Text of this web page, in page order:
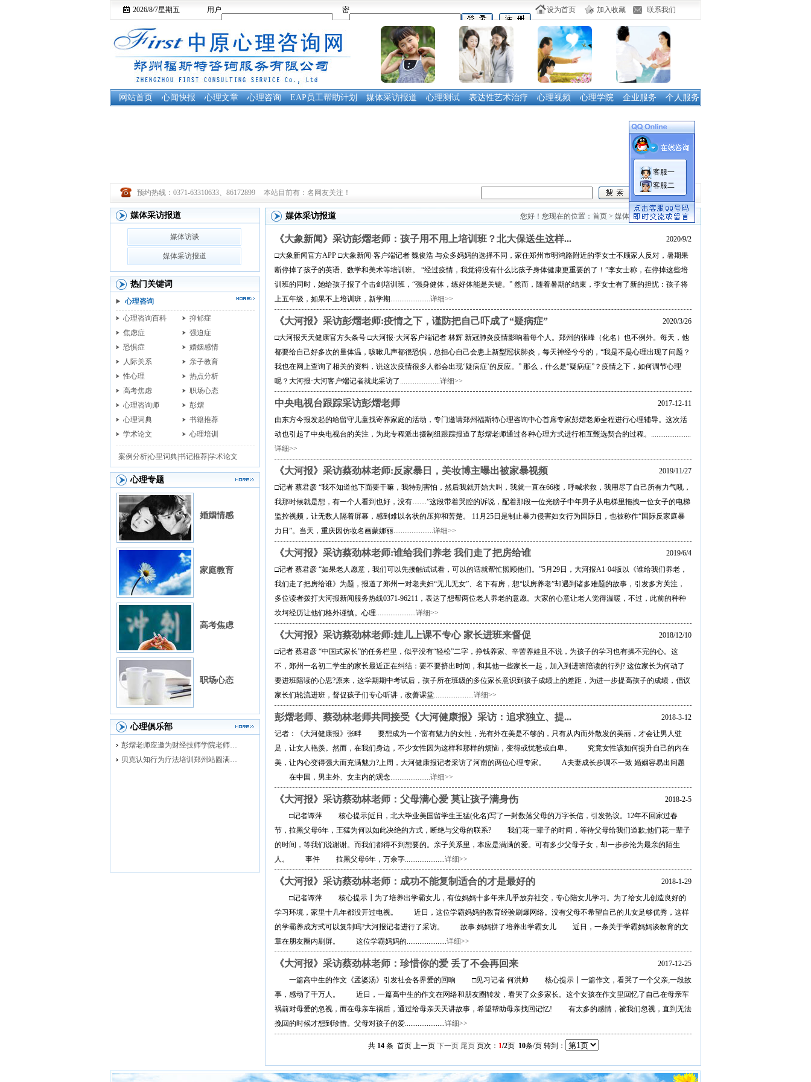
2026/8/7星期五 用户 密 设为首页 加入收藏 联系我们
网站首页 心闻快报 心理文章 心理咨询 EAP员工帮助计划 媒体采访报道 心理测试 表达性艺术治疗 心理视频 心理学院 企业服务 个人服务
预约热线：0371-63310633、86172899 本站目前有： 名网友关注！
媒体采访报道
媒体访谈
媒体采访报道
热门关键词
心理咨询
心理咨询百科
抑郁症
焦虑症
强迫症
恐惧症
婚姻感情
人际关系
亲子教育
性心理
热点分析
高考焦虑
职场心态
心理咨询师
彭熠
心理词典
书籍推荐
学术论文
心理培训
案例分析|心里词典|书记推荐|学术论文
心理专题
婚姻情感
家庭教育
高考焦虑
职场心态
心理俱乐部
彭熠老师应邀为财经技师学院老师进行督导培训
贝克认知行为疗法培训郑州站圆满落幕
您好！您现在的位置：首页 > 媒体采访报道 > 所有信息
媒体采访报道
2020/9/2
《大象新闻》采访彭熠老师：孩子用不用上培训班？北大保送生这样...
□大象新闻官方APP □大象新闻·客户端记者 魏俊浩 与众多妈妈的选择不同，家住郑州市明鸿路附近的李女士不顾家人反对，暑期果
断停掉了孩子的英语、数学和美术等培训班。 “经过疫情，我觉得没有什么比孩子身体健康更重要的了！”李女士称，在停掉这些培
训班的同时，她给孩子报了个击剑培训班，“强身健体，练好体能是关键。” 然而，随着暑期的结束，李女士有了新的担忧：孩子将
上五年级，如果不上培训班，新学期......................详细>>
2020/3/26
《大河报》采访彭熠老师:疫情之下，谨防把自己吓成了“疑病症”
□大河报天天健康官方头条号 □大河报·大河客户端记者 林辉 新冠肺炎疫情影响着每个人。郑州的张峰（化名）也不例外。每天，他
都要给自己好多次的量体温，咳嗽几声都很恐惧，总担心自己会患上新型冠状肺炎，每天神经兮兮的，“我是不是心理出现了问题？
我也在网上查询了相关的资料，说这次疫情很多人都会出现‘疑病症’的反应。” 那么，什么是“疑病症”？疫情之下，如何调节心理
呢？大河报·大河客户端记者就此采访了......................详细>>
2017-12-11
中央电视台跟踪采访彭熠老师
由东方今报发起的给留守儿童找寄养家庭的活动，专门邀请郑州福斯特心理咨询中心首席专家彭熠老师全程进行心理辅导。这次活
动也引起了中央电视台的关注，为此专程派出摄制组跟踪报道了彭熠老师通过各种心理方式进行相互甄选契合的过程。......................
详细>>
2019/11/27
《大河报》采访蔡劲林老师:反家暴日，美妆博主曝出被家暴视频
□记者 蔡君彦 “我不知道他下面要干嘛，我特别害怕，然后我就开始大叫，我就一直在66楼，呼喊求救，我用尽了自己所有力气吼，
我那时候就是想，有一个人看到也好，没有……”这段带着哭腔的诉说，配着那段一位光膀子中年男子从电梯里拖拽一位女子的电梯
监控视频，让无数人隔着屏幕，感到难以名状的压抑和苦楚。 11月25日是制止暴力侵害妇女行为国际日，也被称作“国际反家庭暴
力日”。当天，重庆因仿妆名画蒙娜丽......................详细>>
2019/6/4
《大河报》采访蔡劲林老师:谁给我们养老 我们走了把房给谁
□记者 蔡君彦 “如果老人愿意，我们可以先接触试试看，可以的话就帮忙照顾他们。”5月29日，大河报A1·04版以《谁给我们养老，
我们走了把房给谁》为题，报道了郑州一对老夫妇“无儿无女”、名下有房，想“以房养老”却遇到诸多难题的故事，引发多方关注，
多位读者拨打大河报新闻服务热线0371-96211，表达了想帮两位老人养老的意愿。大家的心意让老人觉得温暖，不过，此前的种种
坎坷经历让他们格外谨慎。心理......................详细>>
2018/12/10
《大河报》采访蔡劲林老师:娃儿上课不专心 家长进班来督促
□记者 蔡君彦 “中国式家长”的任务栏里，似乎没有“轻松”二字，挣钱养家、辛苦养娃且不说，为孩子的学习也有操不完的心。这
不，郑州一名初二学生的家长最近正在纠结：要不要挤出时间，和其他一些家长一起，加入到进班陪读的行列? 这位家长为何动了
要进班陪读的心思?原来，这学期期中考试后，孩子所在班级的多位家长意识到孩子成绩上的差距，为进一步提高孩子的成绩，倡议
家长们轮流进班，督促孩子们专心听讲，改善课堂......................详细>>
2018-3-12
彭熠老师、蔡劲林老师共同接受《大河健康报》采访：追求独立、提...
记者：《大河健康报》张畔 要想成为一个富有魅力的女性，光有外在美是不够的，只有从内而外散发的美丽，才会让男人驻
足，让女人艳羡。然而，在我们身边，不少女性因为这样和那样的烦恼，变得或忧愁或自卑。 究竟女性该如何提升自己的内在
美，让内心变得强大而充满魅力?上周，大河健康报记者采访了河南的两位心理专家。 A夫妻成长步调不一致 婚姻容易出问题
在中国，男主外、女主内的观念......................详细>>
2018-2-5
《大河报》采访蔡劲林老师：父母满心爱 莫让孩子满身伤
□记者谭萍 核心提示|近日，北大毕业美国留学生王猛(化名)写了一封数落父母的万字长信，引发热议。12年不回家过春
节，拉黑父母6年，王猛为何以如此决绝的方式，断绝与父母的联系? 我们花一辈子的时间，等待父母给我们道歉;他们花一辈子
的时间，等我们说谢谢。而我们都得不到想要的。亲子关系里，本应是满满的爱。可有多少父母子女，却一步步沦为最亲的陌生
人。 事件 拉黑父母6年，万余字......................详细>>
2018-1-29
《大河报》采访蔡劲林老师：成功不能复制适合的才是最好的
□记者谭萍 核心提示┃为了培养出学霸女儿，有位妈妈十多年来几乎放弃社交，专心陪女儿学习。为了给女儿创造良好的
学习环境，家里十几年都没开过电视。 近日，这位学霸妈妈的教育经验刷爆网络。没有父母不希望自己的儿女足够优秀，这样
的学霸养成方式可以复制吗?大河报记者进行了采访。 故事:妈妈拼了培养出学霸女儿 近日，一条关于学霸妈妈谈教育的文
章在朋友圈内刷屏。 这位学霸妈妈的......................详细>>
2017-12-25
《大河报》采访蔡劲林老师：珍惜你的爱 丢了不会再回来
一篇高中生的作文《孟婆汤》引发社会各界爱的回响 □见习记者 何洪帅 核心提示┃一篇作文，看哭了一个父亲;一段故
事，感动了千万人。 近日，一篇高中生的作文在网络和朋友圈转发，看哭了众多家长。这个女孩在作文里回忆了自己在母亲车
祸前对母爱的忽视，而在母亲车祸后，通过给母亲天天讲故事，希望帮助母亲找回记忆! 有太多的感情，被我们忽视，直到无法
挽回的时候才想到珍惜。父母对孩子的爱......................详细>>
共 14条 首页 上一页 下一页 尾页页次： 1/2页 10条/页 转到：
客服一
客服二